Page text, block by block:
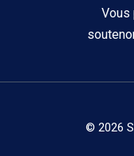
Vous
© 2026